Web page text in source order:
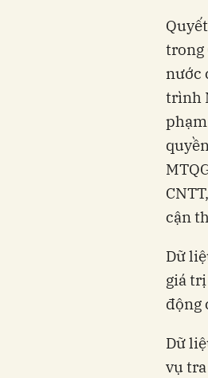
trong
nước
trình
cận
Dữ
giá
động
Dữ
vụ